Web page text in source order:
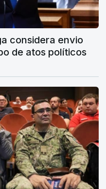
considera envio
de atos políticos